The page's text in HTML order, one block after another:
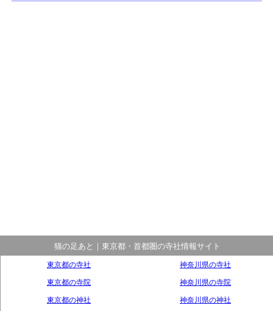
猫の足あと｜東京都・首都圏の寺社情報サイト
東京都の寺社
東京都の寺院
東京都の神社
神奈川県の寺社
神奈川県の寺院
神奈川県の神社